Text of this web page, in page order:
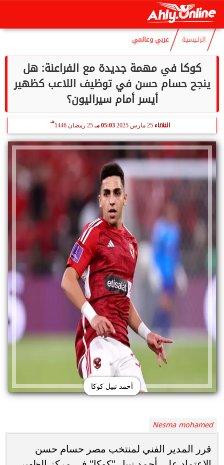
الإثنين
الرئيسية عربي وعالمي
كوكا في مهمة جديدة مع الفراعنة: هل
ينجح حسام حسن في توظيف اللاعب كظهير
أيسر أمام سيراليون؟
الثلاثاء 25 مارس 2025 05:03 مـ 25 رمضان 1446
هـ
أحمد نبيل كوكا
Nesma mohamed
قرر المدير الفني لمنتخب مصر حسام حسن